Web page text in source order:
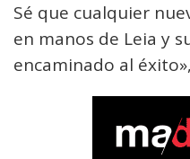
Sé que cualquier
en manos de Leia y
encaminado al